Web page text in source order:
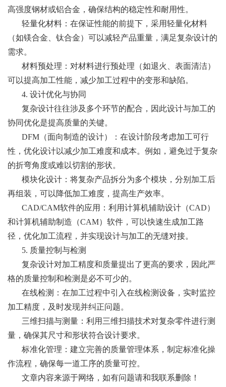
高强度钢材或铝合金，确保结构的稳定性和耐用性。
轻量化材料：在保证性能的前提下，采用轻量化材料
（如镁合金、钛合金）可以减轻产品重量，满足复杂设计的
需求。
材料预处理：对材料进行预处理（如退火、表面清洁）
可以提高加工性能，减少加工过程中的变形和缺陷。
4. 设计优化与协同
复杂设计往往涉及多个环节的配合，因此设计与加工的
协同优化是提高质量的关键。
DFM（面向制造的设计）：在设计阶段考虑加工可行
性，优化设计以减少加工难度和成本。例如，避免过于复杂
的折弯角度或难以切割的形状。
模块化设计：将复杂产品拆分为多个模块，分别加工后
再组装，可以降低加工难度，提高生产效率。
CAD/CAM软件的应用：利用计算机辅助设计（CAD）
和计算机辅助制造（CAM）软件，可以快速生成加工路
径，优化加工流程，并实现设计与加工的无缝对接。
5. 质量控制与检测
复杂设计对加工精度和质量提出了更高的要求，因此严
格的质量控制和检测是必不可少的。
在线检测：在加工过程中引入在线检测设备，实时监控
加工精度，及时发现并纠正问题。
三维扫描与测量：利用三维扫描技术对复杂零件进行测
量，确保其尺寸和形状符合设计要求。
标准化管理：建立完善的质量管理体系，制定标准化操
作流程，确保每一道工序的质量可控。
文章内容来源于网络，如有问题请和我联系删除！